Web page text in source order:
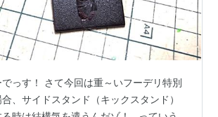
っす！ さて今回は重～いフーデリ特別
、サイドスタンド（キックスタンド）